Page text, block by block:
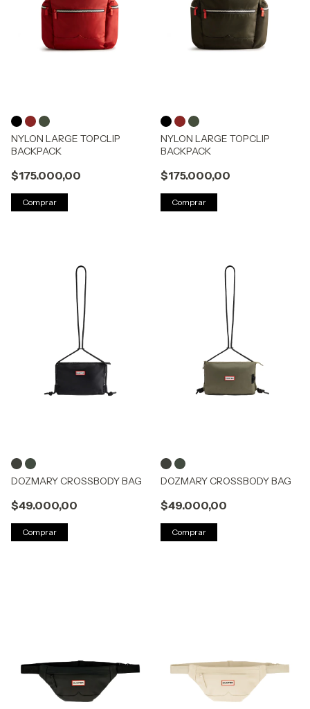
NYLON LARGE TOPCLIP
BACKPACK
$175.000,00
Comprar
NYLON LARGE TOPCLIP
BACKPACK
$175.000,00
Comprar
DOZMARY CROSSBODY BAG
$49.000,00
Comprar
DOZMARY CROSSBODY BAG
$49.000,00
Comprar